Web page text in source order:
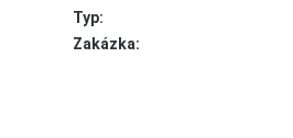
Typ:
Zakázka: